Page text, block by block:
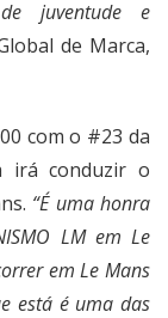
juventude e
de Marca,
com o #23 da
irá conduzir o
“É uma honra
LM em Le
em Le Mans
está é uma das